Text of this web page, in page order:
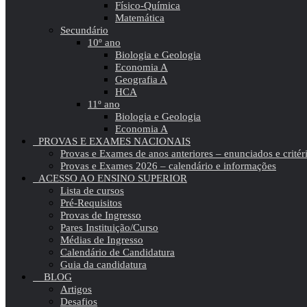
Físico-Química
Matemática
Secundário
10º ano
Biologia e Geologia
Economia A
Geografia A
HCA
11º ano
Biologia e Geologia
Economia A
PROVAS E EXAMES NACIONAIS
Provas e Exames de anos anteriores – enunciados e
Provas e Exames 2026 – calendário e informações
ACESSO AO ENSINO SUPERIOR
Lista de cursos
Pré-Requisitos
Provas de Ingresso
Pares Instituição/Curso
Médias de Ingresso
Calendário de Candidatura
Guia da candidatura
BLOG
Artigos
Desafios